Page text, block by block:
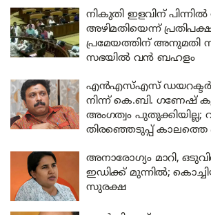
നികുതി ഇളവിന്
അഴിമതിയെന്ന്
പ്രമേയത്തിന് അനുമതി
സഭയിൽ വൻ ബഹളം
എൻഎസ്എസ്
നിന്ന് കെ.ബി. ഗണേഷ്
അംഗത്വം പുതുക്കിയില്ല;
തിരഞ്ഞെടുപ്പ് കാലത്തെ
അനാരോഗ്യം മാറി,
ഇഡിക്ക് മുന്നിൽ;
സുരക്ഷ